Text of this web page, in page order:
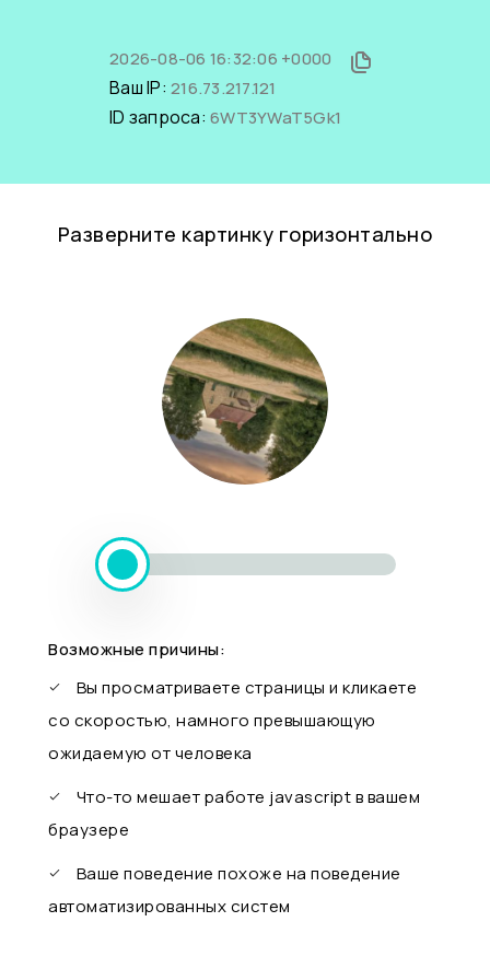
2026-08-06 16:32:06 +0000
Ваш IP: 216.73.217.121
ID запроса: 6WT3YWaT5Gk1
Разверните картинку горизонтально
Возможные причины:
Вы просматриваете страницы и кликаете
со скоростью, намного превышающую
ожидаемую от человека
Что-то мешает работе javascript в вашем
браузере
Ваше поведение похоже на поведение
автоматизированных систем